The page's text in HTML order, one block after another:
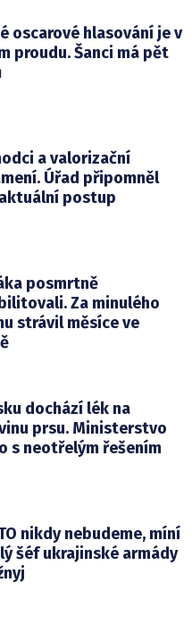
oscarové hlasování je v
proudu. Šanci má pět
a valorizační
Úřad připomněl
postup
posmrtně
Za minulého
strávil měsíce ve
dochází lék na
prsu. Ministerstvo
s neotřelým řešením
nikdy nebudeme, míní
šéf ukrajinské armády